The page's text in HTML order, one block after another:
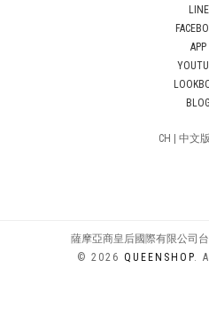
LINE
APP
BLOG
薩摩亞商皇后國際有限公司
© 2026 QUEENSHOP.